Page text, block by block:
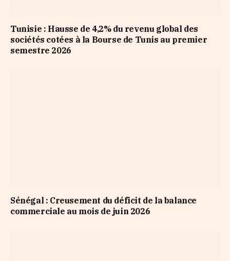
Tunisie : Hausse de 4,2% du revenu global des
sociétés cotées à la Bourse de Tunis au premier
semestre 2026
Sénégal : Creusement du déficit de la balance
commerciale au mois de juin 2026